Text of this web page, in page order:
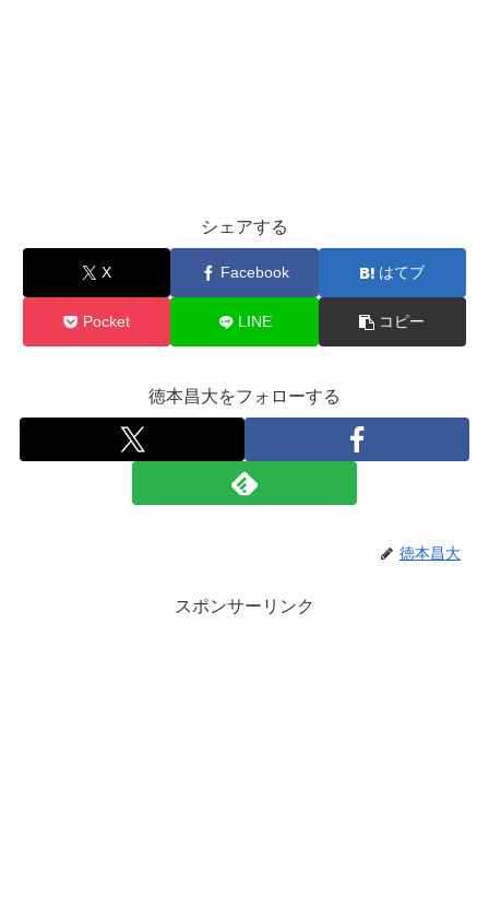
シェアする
X Facebook はてブ
Pocket LINE コピー
徳本昌大をフォローする
徳本昌大
スポンサーリンク